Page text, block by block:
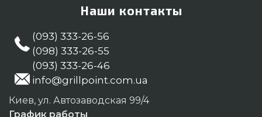
Наши контакты
(093) 333-26-56
(098) 333-26-55
(093) 333-26-46
info@grillpoint.com.ua
Киев, ул. Автозаводская 99/4
График работы